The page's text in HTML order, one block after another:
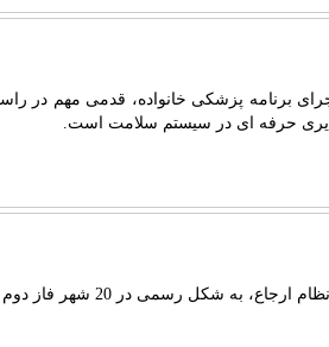
برنامه پزشکی خانواده، قدمی مهم در
حرفه ای در سیستم سلامت است.
شکل رسمی در 20 شهر فاز دوم شروع شد.